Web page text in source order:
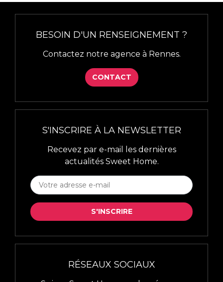
BESOIN D'UN RENSEIGNEMENT ?
Contactez notre agence à Rennes.
CONTACT
S'INSCRIRE À LA NEWSLETTER
Recevez par e-mail les dernières
actualités Sweet Home.
À
LA
NEWSLETTER
S'INSCRIRE
RÉSEAUX SOCIAUX